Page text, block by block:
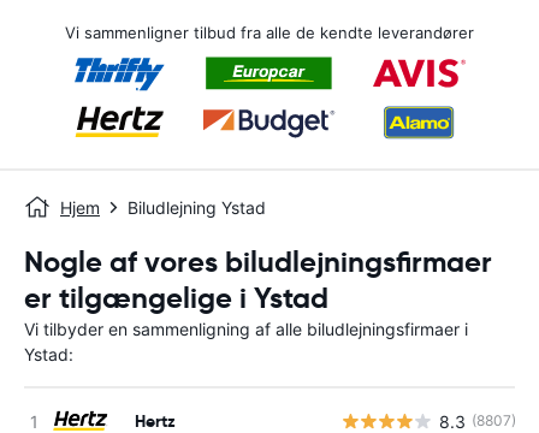
Vi sammenligner tilbud fra alle de kendte leverandører
Hjem Biludlejning Ystad
Nogle af vores biludlejningsfirmaer
er tilgængelige i Ystad
Vi tilbyder en sammenligning af alle biludlejningsfirmaer i
Ystad:
Hertz 8.3 (8807)